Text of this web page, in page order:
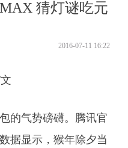
猜灯谜吃元
2016-07-11 16:22
的气势磅礴。腾讯官
据显示，猴年除夕当